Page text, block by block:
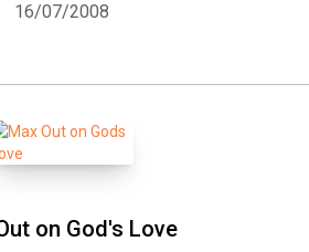
16/07/2008
on God's Love